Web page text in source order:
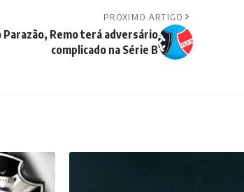
PRÓXIMO ARTIGO
Remo terá adversário
complicado na Série B